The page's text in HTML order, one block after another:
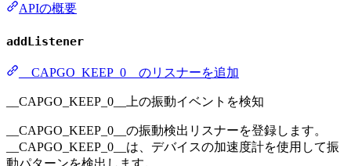
APIの概要
addListener
__CAPGO_KEEP_0__のリスナーを追加
__CAPGO_KEEP_0__上の振動イベントを検知
__CAPGO_KEEP_0__の振動検出リスナーを登録します。
__CAPGO_KEEP_0__は、デバイスの加速度計を使用して振
動パターンを検出します。